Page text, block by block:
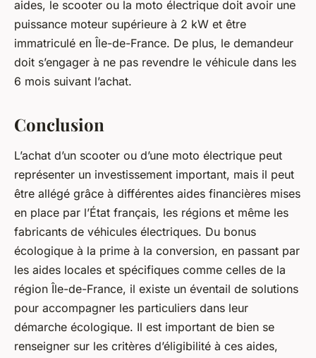
aides, le scooter ou la moto électrique doit avoir une
puissance moteur supérieure à 2 kW et être
immatriculé en Île-de-France. De plus, le demandeur
doit s’engager à ne pas revendre le véhicule dans les
6 mois suivant l’achat.
Conclusion
L’achat d’un scooter ou d’une moto électrique peut
représenter un investissement important, mais il peut
être allégé grâce à différentes aides financières mises
en place par l’État français, les régions et même les
fabricants de véhicules électriques. Du bonus
écologique à la prime à la conversion, en passant par
les aides locales et spécifiques comme celles de la
région Île-de-France, il existe un éventail de solutions
pour accompagner les particuliers dans leur
démarche écologique. Il est important de bien se
renseigner sur les critères d’éligibilité à ces aides,